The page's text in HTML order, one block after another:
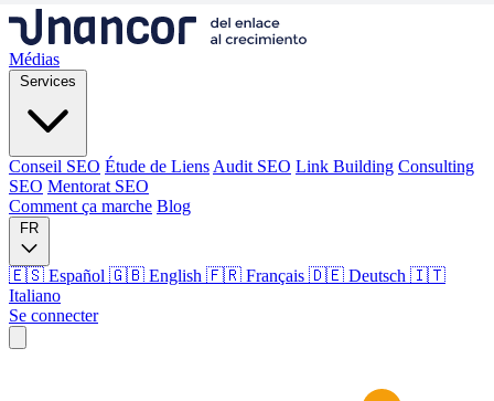
Médias
Services
Conseil SEO Étude de Liens Audit SEO Link Building Consulting
SEO Mentorat SEO
Comment ça marche Blog
FR
🇪🇸 Español 🇬🇧 English 🇫🇷 Français 🇩🇪 Deutsch 🇮🇹
Italiano
Se connecter